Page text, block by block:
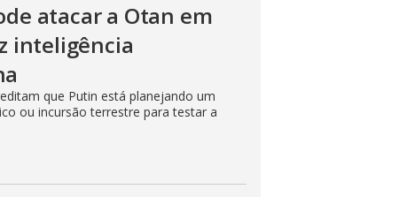
atacar a Otan em
inteligência
que Putin está planejando um
ou incursão terrestre para testar a